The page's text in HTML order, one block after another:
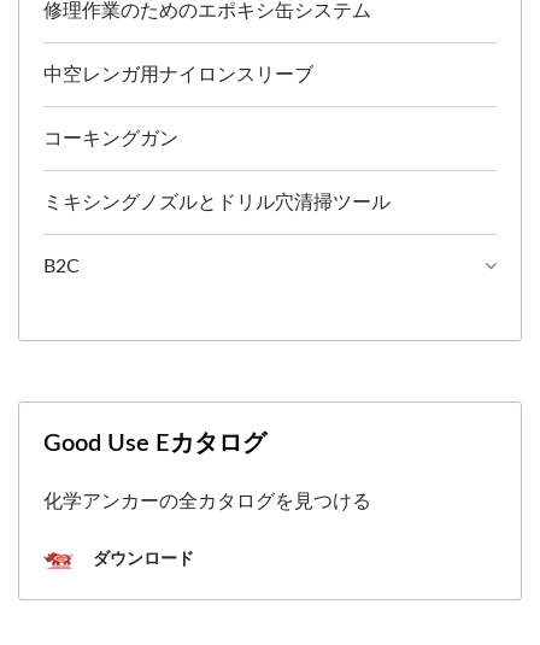
修理作業のためのエポキシ缶システム
中空レンガ用ナイロンスリーブ
コーキングガン
ミキシングノズルとドリル穴清掃ツール
B2C
Good Use Eカタログ
化学アンカーの全カタログを見つける
ダウンロード